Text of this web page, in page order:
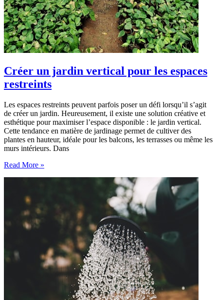
Créer un jardin vertical pour les espaces
restreints
Les espaces restreints peuvent parfois poser un défi lorsqu’il s’agit
de créer un jardin. Heureusement, il existe une solution créative et
esthétique pour maximiser l’espace disponible : le jardin vertical.
Cette tendance en matière de jardinage permet de cultiver des
plantes en hauteur, idéale pour les balcons, les terrasses ou même les
murs intérieurs. Dans
Créer
espaces
restreints
Read More »